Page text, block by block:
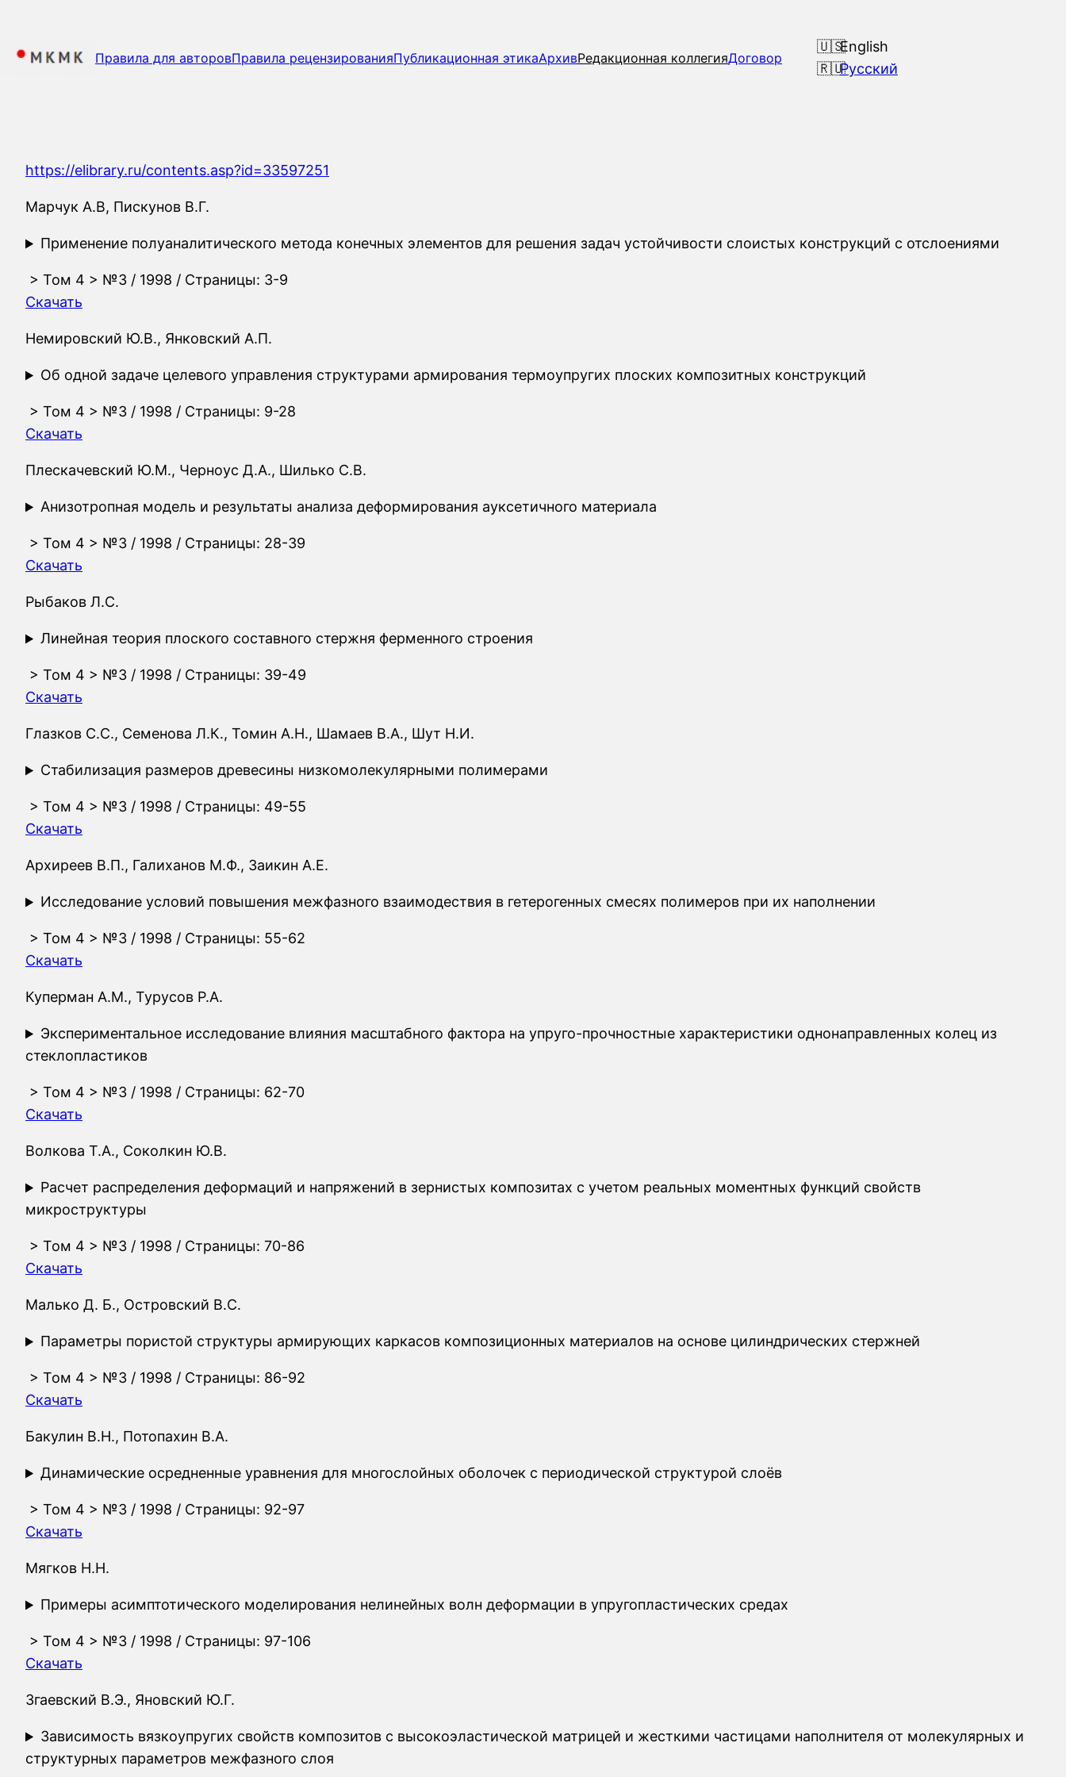
содержимомуПравила для авторовПравила рецензированияПубликационная этикаАрхивРедакционная коллегияДоговор
English
Русский
https://elibrary.ru/contents.asp?id=33597251
Марчук А.В, Пискунов В.Г.
Применение полуаналитического метода конечных элементов для решения задач устойчивости слоистых конструкций с отслоениями
> Том 4 > №3 / 1998 / Страницы: 3-9
Скачать
Немировский Ю.В., Янковский А.П.
Об одной задаче целевого управления структурами армирования термоупругих плоских композитных конструкций
> Том 4 > №3 / 1998 / Страницы: 9-28
Скачать
Плескачевский Ю.М., Черноус Д.А., Шилько С.В.
Анизотропная модель и результаты анализа деформирования ауксетичного материала
> Том 4 > №3 / 1998 / Страницы: 28-39
Скачать
Рыбаков Л.С.
Линейная теория плоского составного стержня ферменного строения
> Том 4 > №3 / 1998 / Страницы: 39-49
Скачать
Глазков С.С., Семенова Л.К., Томин А.Н., Шамаев В.А., Шут Н.И.
Стабилизация размеров древесины низкомолекулярными полимерами
> Том 4 > №3 / 1998 / Страницы: 49-55
Скачать
Архиреев В.П., Галиханов М.Ф., Заикин А.Е.
Исследование условий повышения межфазного взаимодествия в гетерогенных смесях полимеров при их наполнении
> Том 4 > №3 / 1998 / Страницы: 55-62
Скачать
Куперман А.М., Турусов Р.А.
Экспериментальное исследование влияния масштабного фактора на упруго-прочностные характеристики однонаправленных колец из
стеклопластиков
> Том 4 > №3 / 1998 / Страницы: 62-70
Скачать
Волкова Т.А., Соколкин Ю.В.
Расчет распределения деформаций и напряжений в зернистых композитах с учетом реальных моментных функций свойств
микроструктуры
> Том 4 > №3 / 1998 / Страницы: 70-86
Скачать
Малько Д. Б., Островский В.С.
Параметры пористой структуры армирующих каркасов композиционных материалов на основе цилиндрических стержней
> Том 4 > №3 / 1998 / Страницы: 86-92
Скачать
Бакулин В.Н., Потопахин В.А.
Динамические осредненные уравнения для многослойных оболочек с периодической структурой слоёв
> Том 4 > №3 / 1998 / Страницы: 92-97
Скачать
Мягков Н.Н.
Примеры асимптотического моделирования нелинейных волн деформации в упругопластических средах
> Том 4 > №3 / 1998 / Страницы: 97-106
Скачать
Згаевский В.Э., Яновский Ю.Г.
Зависимость вязкоупругих свойств композитов с высокоэластической матрицей и жесткими частицами наполнителя от молекулярных и
структурных параметров межфазного слоя